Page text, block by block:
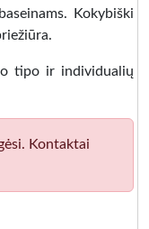
Kokybiški
tipo ir individualių
Kontaktai